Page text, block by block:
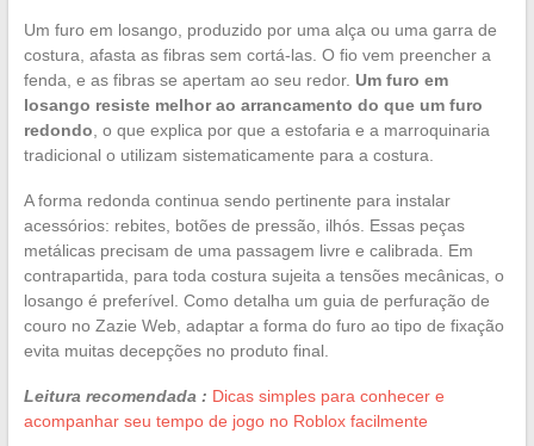
Um furo em losango, produzido por uma alça ou uma garra de
costura, afasta as fibras sem cortá-las. O fio vem preencher a
fenda, e as fibras se apertam ao seu redor. Um furo em
losango resiste melhor ao arrancamento do que um furo
redondo , o que explica por que a estofaria e a marroquinaria
tradicional o utilizam sistematicamente para a costura.
A forma redonda continua sendo pertinente para instalar
acessórios: rebites, botões de pressão, ilhós. Essas peças
metálicas precisam de uma passagem livre e calibrada. Em
contrapartida, para toda costura sujeita a tensões mecânicas, o
losango é preferível. Como detalha um guia de perfuração de
couro no Zazie Web, adaptar a forma do furo ao tipo de fixação
evita muitas decepções no produto final.
Leitura recomendada : Dicas simples para conhecer e
acompanhar seu tempo de jogo no Roblox facilmente